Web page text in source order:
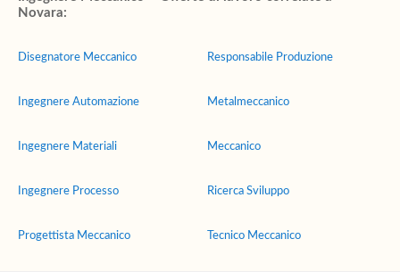
Novara:
Disegnatore Meccanico
Ingegnere Automazione
Ingegnere Materiali
Ingegnere Processo
Progettista Meccanico
Responsabile Produzione
Metalmeccanico
Meccanico
Ricerca Sviluppo
Tecnico Meccanico